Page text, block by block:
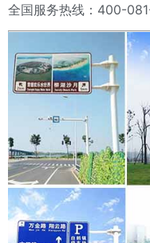
全国服务热线：400-